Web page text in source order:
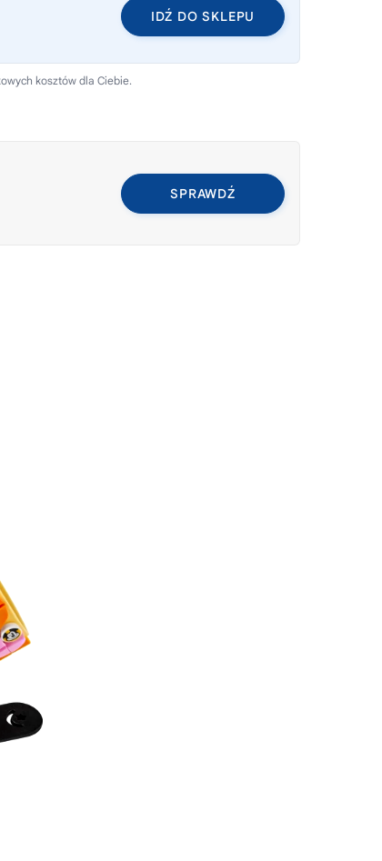
IDŹ DO SKLEPU
kosztów dla Ciebie.
SPRAWDŹ